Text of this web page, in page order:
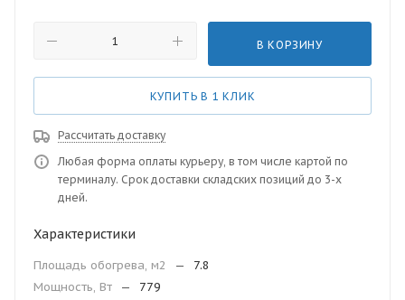
В КОРЗИНУ
КУПИТЬ В 1 КЛИК
Рассчитать доставку
Любая форма оплаты курьеру, в том числе картой по
терминалу. Срок доставки складских позиций до 3-х
дней.
Характеристики
Площадь обогрева, м2 —
7.8
Мощность, Вт
—
779